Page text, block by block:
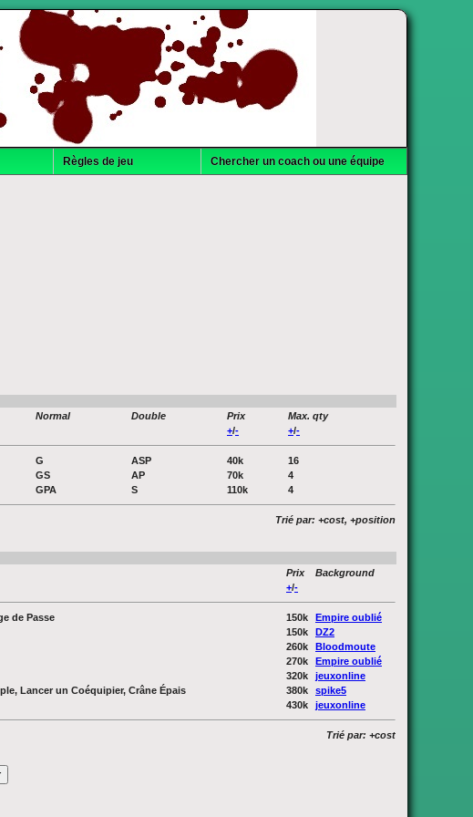
Règles de jeu Chercher un coach ou une équipe
Normal Double Prix
Max. qty
+/- +/-
G ASP 40k
16
GS AP 70k
4
GPA S 110k 4
Trié par: +cost, +position
Prix
Background
+/-
de Passe 150k
Empire oublié
150k
DZ2
260k
Bloodmoute
270k
Empire oublié
320k
jeuxonline
Lancer un Coéquipier, Crâne Épais 380k
spike5
430k jeuxonline
Trié par: +cost